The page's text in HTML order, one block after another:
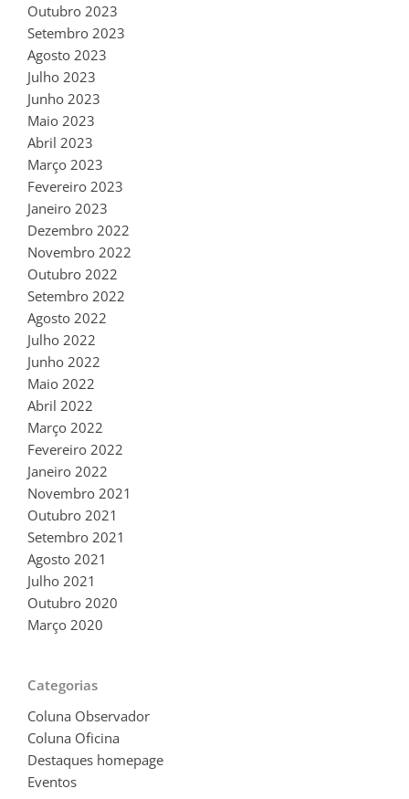
Outubro 2023
Setembro 2023
Agosto 2023
Julho 2023
Junho 2023
Maio 2023
Abril 2023
Março 2023
Fevereiro 2023
Janeiro 2023
Dezembro 2022
Novembro 2022
Outubro 2022
Setembro 2022
Agosto 2022
Julho 2022
Junho 2022
Maio 2022
Abril 2022
Março 2022
Fevereiro 2022
Janeiro 2022
Novembro 2021
Outubro 2021
Setembro 2021
Agosto 2021
Julho 2021
Outubro 2020
Março 2020
Categorias
Coluna Observador
Coluna Oficina
Destaques homepage
Eventos